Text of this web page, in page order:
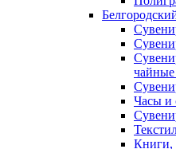
Часы и
Книги,